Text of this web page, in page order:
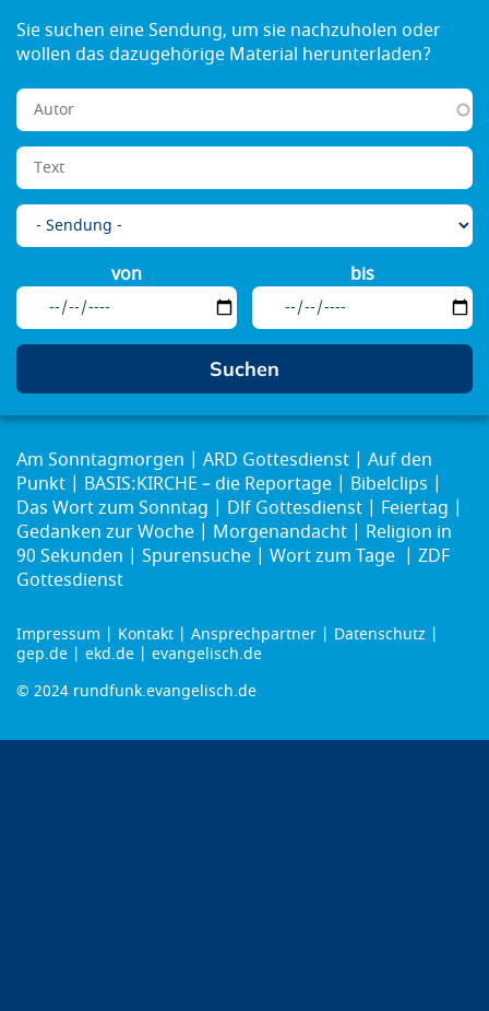
von bis
Am Sonntagmorgen ARD Gottesdienst
Auf den
Punkt
BASIS:KIRCHE – die Reportage
Bibelclips
Das Wort zum Sonntag
Dlf Gottesdienst
Feiertag
Gedanken zur Woche
Morgenandacht
Religion in
90 Sekunden
Spurensuche Wort zum Tage
ZDF
Gottesdienst
Footer
menu
Impressum Kontakt Ansprechpartner
Datenschutz
gep.de
ekd.de
evangelisch.de
© 2024 rundfunk.evangelisch.de